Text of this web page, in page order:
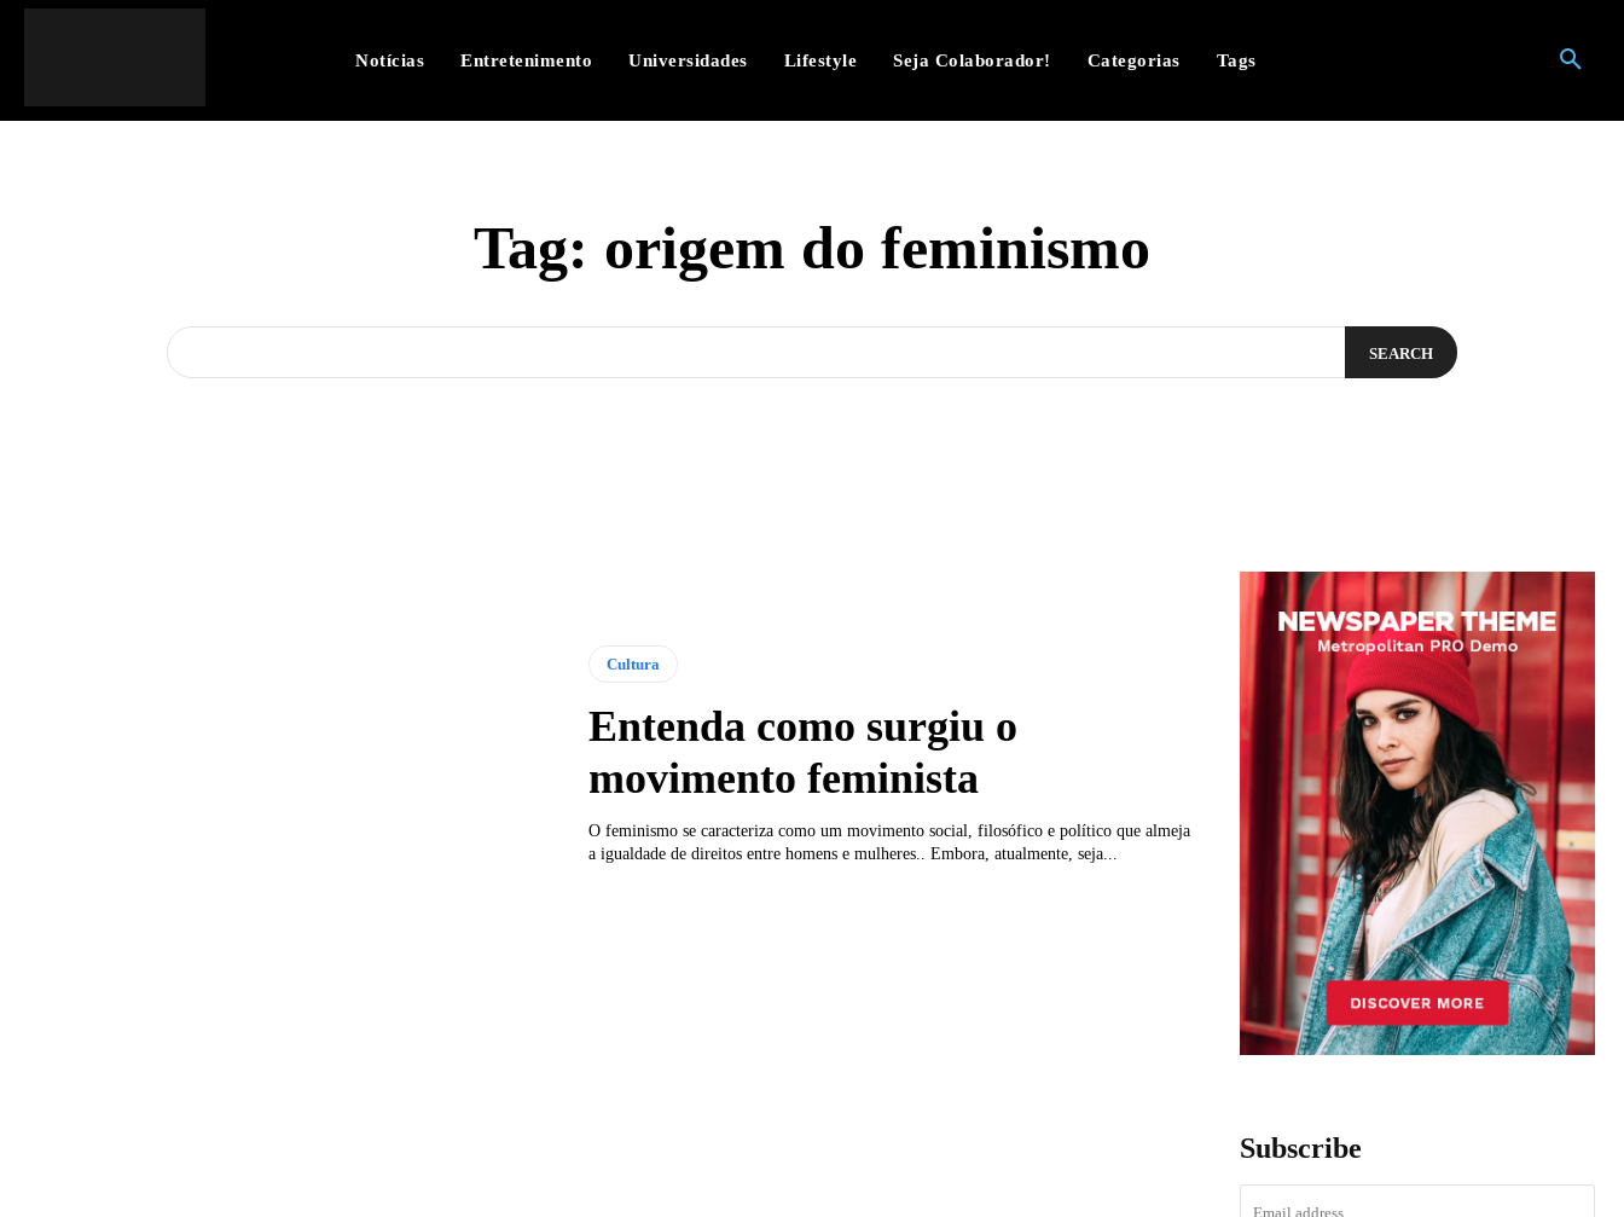
Notícias Entretenimento Universidades Lifestyle Seja Colaborador! Categorias Tags
Tag: origem do feminismo
SEARCH
Cultura
Entenda como surgiu o
movimento feminista
O feminismo se caracteriza como um movimento social, filosófico e político que almeja
a igualdade de direitos entre homens e mulheres.. Embora, atualmente, seja...
Subscribe